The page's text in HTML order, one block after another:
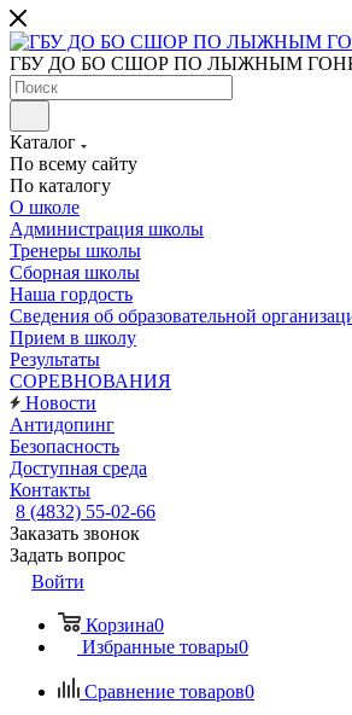
ГБУ ДО БО СШОР ПО ЛЫЖНЫМ
Каталог
По всему сайту
По каталогу
О школе
Администрация школы
Тренеры школы
Сборная школы
Наша гордость
Сведения об образовательной
Прием в школу
Результаты
СОРЕВНОВАНИЯ
Новости
Антидопинг
Безопасность
Доступная среда
Контакты
8 (4832) 55-02-66
Заказать звонок
Задать вопрос
Войти
Корзина0
Избранные товары0
Сравнение товаров0